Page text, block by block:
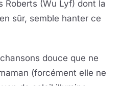
Roberts (Wu Lyf) dont la
sûr, semble hanter ce
douce que ne
(forcément elle ne